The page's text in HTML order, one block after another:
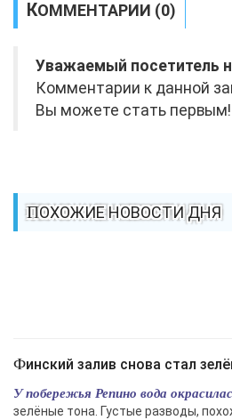
КОММЕНТАРИИ (0)
Уважаемый посетитель
Комментарии к данной
Вы можете стать первым!
ПОХОЖИЕ НОВОСТИ ДНЯ
Финский залив снова стал
У побережья Репино вода
зелёные тона. Густые разводы,